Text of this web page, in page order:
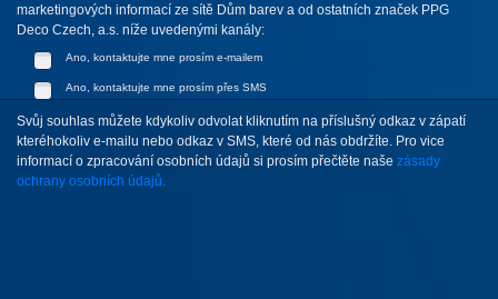
marketingových informací ze sítě Dům barev a od ostatních značek PPG
Deco Czech, a.s. níže uvedenými kanály:
Ano, kontaktujte mne prosím e-mailem
Ano, kontaktujte mne prosím přes SMS
Svůj souhlas můžete kdykoliv odvolat kliknutím na příslušný odkaz v zápatí
kteréhokoliv e-mailu nebo odkaz v SMS, které od nás obdržíte. Pro vice
informací o zpracování osobních údajů si prosím přečtěte naše zásady
ochrany osobních údajů.